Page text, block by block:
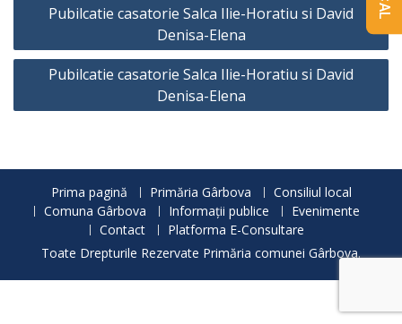
articole
Pubilcatie casatorie Salca Ilie-Horatiu si David
Denisa-Elena
Pubilcatie casatorie Salca Ilie-Horatiu si David
Denisa-Elena
Prima pagină Primăria Gârbova
Consiliul local
Comuna Gârbova
Informații publice
Evenimente
Contact
Platforma E-Consultare
Toate Drepturile Rezervate Primăria comunei Gârbova.